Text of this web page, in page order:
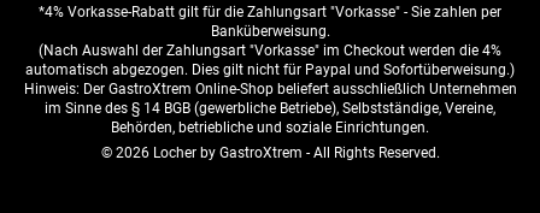
*4% Vorkasse-Rabatt gilt für die Zahlungsart "Vorkasse" - Sie zahlen per
Banküberweisung.
(Nach Auswahl der Zahlungsart "Vorkasse" im Checkout werden die 4%
automatisch abgezogen. Dies gilt nicht für Paypal und Sofortüberweisung.)
Hinweis: Der GastroXtrem Online-Shop beliefert ausschließlich Unternehmen
im Sinne des § 14 BGB (gewerbliche Betriebe), Selbstständige, Vereine,
Behörden, betriebliche und soziale Einrichtungen.
© 2026 Locher by GastroXtrem - All Rights Reserved.